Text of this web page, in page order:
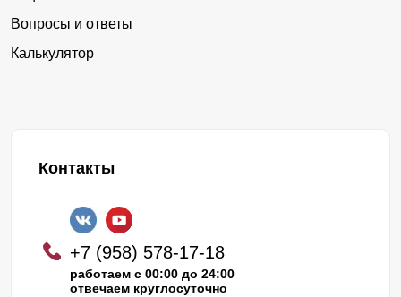
Вопросы и ответы
Калькулятор
Контакты
+7 (958) 578-17-18
работаем с 00:00 до 24:00
отвечаем круглосуточно